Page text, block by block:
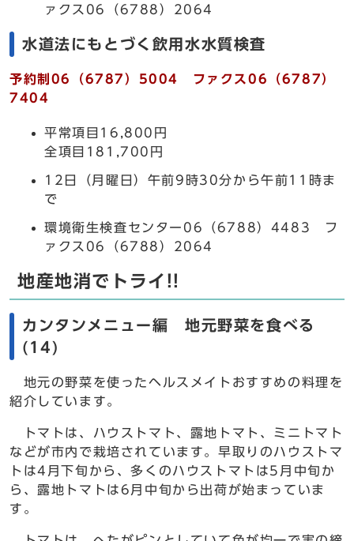
ァクス06（6788）2064
水道法にもとづく飲用水水質検査
予約制06（6787）5004 ファクス06（6787）
7404
平常項目16,800円
全項目181,700円
12日（月曜日）午前9時30分から午前11時ま
で
環境衛生検査センター06（6788）4483 フ
ァクス06（6788）2064
地産地消でトライ!!
カンタンメニュー編 地元野菜を食べる
(14)
地元の野菜を使ったヘルスメイトおすすめの料理を
紹介しています。
トマトは、ハウストマト、露地トマト、ミニトマト
などが市内で栽培されています。早取りのハウストマ
トは4月下旬から、多くのハウストマトは5月中旬か
ら、露地トマトは6月中旬から出荷が始まっていま
す。